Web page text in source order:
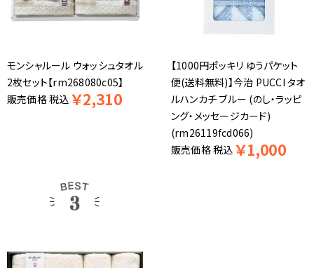
モンシャルール ウォッシュタオル
2枚セット【rm268080c05】
販売価格税込 ￥2,310
【1000円ポッキリ ゆうパケット
便(送料無料)】今治 PUCCI タオ
ルハンカチ ブルー (のし・ラッピ
ング・メッセージカード)
(rm26119fcd066)
販売価格税込 ￥1,000